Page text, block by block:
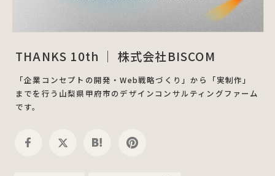
THANKS 10th ｜ 株式会社BISCOM
「企業コンセプトの開発・Web戦略づくり」から「実制作」
までを行う山梨県甲府市のデザインコンサルティングファーム
です。